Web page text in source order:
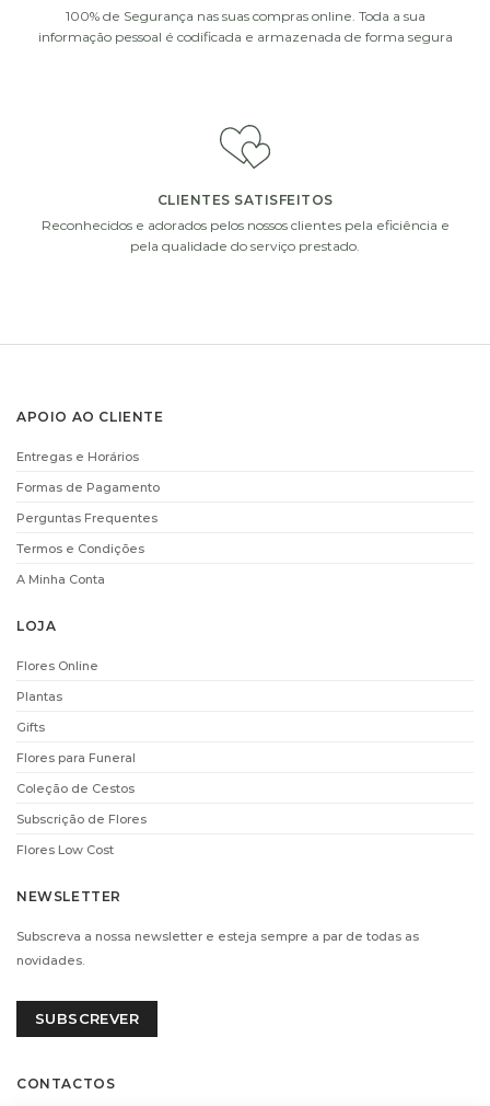
100% de Segurança nas suas compras online. Toda a sua
informação pessoal é codificada e armazenada de forma segura
CLIENTES SATISFEITOS
Reconhecidos e adorados pelos nossos clientes pela eficiência e
pela qualidade do serviço prestado.
APOIO AO CLIENTE
Entregas e Horários
Formas de Pagamento
Perguntas Frequentes
Termos e Condições
A Minha Conta
LOJA
Flores Online
Plantas
Gifts
Flores para Funeral
Coleção de Cestos
Subscrição de Flores
Flores Low Cost
NEWSLETTER
Subscreva a nossa newsletter e esteja sempre a par de todas as
novidades.
SUBSCREVER
CONTACTOS